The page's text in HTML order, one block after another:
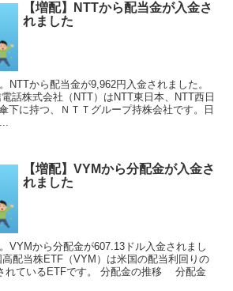
【増配】NTTから配当金が入金さ
れました
NTTから配当金が9,962円入金されました。
話株式会社（NTT）はNTT東日本、NTT西日
下に持つ、ＮＴＴグループ持株会社です。日
【増配】VYMから分配金が入金さ
れました
VYMから分配金が607.13ドル入金されまし
配当株ETF（VYM）は米国の配当利回りの
れているETFです。 分配金の推移 分配金